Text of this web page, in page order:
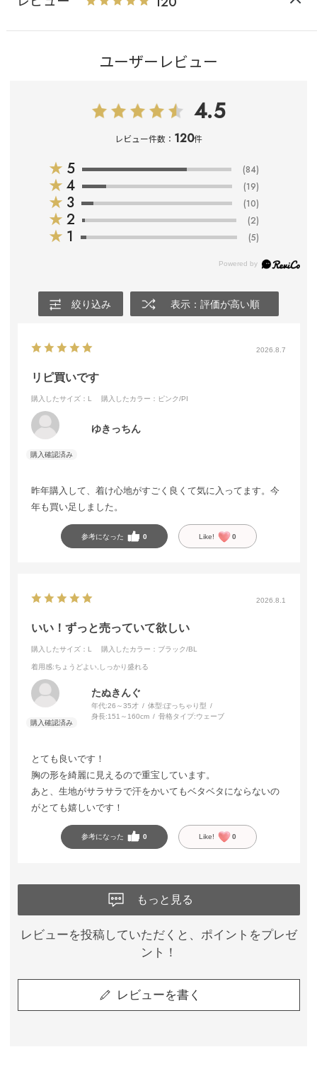
ユーザーレビュー
4.5
レビュー件数： 120件
★ 5 (84)
★ 4 (19)
★ 3 (10)
★ 2 (2)
★ 1 (5)
絞り込み 表示：評価が高い順
2026.8.7
リピ買いです
購入したサイズ：L 購入したカラー：ピンク/PI
ゆきっちん
昨年購入して、着け心地がすごく良くて気に入ってます。今
年も買い足しました。
参考になった 0 Like! 0
2026.8.1
いい！ずっと売っていて欲しい
購入したサイズ：L 購入したカラー：ブラック/BL
着用感:ちょうどよい,しっかり盛れる
たぬきんぐ
年代:26～35才 体型:ぽっちゃり型
身長:151～160cm 骨格タイプ:ウェーブ
とても良いです！
胸の形を綺麗に見えるので重宝しています。
あと、生地がサラサラで汗をかいてもベタベタにならないの
がとても嬉しいです！
参考になった 0 Like! 0
もっと見る
レビューを投稿していただくと、ポイントをプレゼ
ント！
レビューを書く